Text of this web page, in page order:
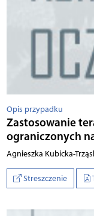
Opis przypadku
Zastosowanie
ograniczonych
Agnieszka Kubicka-
Streszczenie